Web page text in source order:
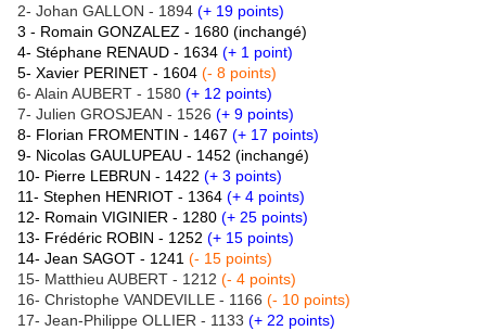
2- Johan GALLON - 1894 (+ 19 points)
3 - Romain GONZALEZ - 1680 (inchangé)
4- Stéphane RENAUD - 1634 (+ 1 point)
5- Xavier PERINET - 1604 (- 8 points)
6- Alain AUBERT - 1580 (+ 12 points)
7- Julien GROSJEAN - 1526 (+ 9 points)
8- Florian FROMENTIN - 1467 (+ 17 points)
9- Nicolas GAULUPEAU - 1452 (inchangé)
10- Pierre LEBRUN - 1422 (+ 3 points)
11- Stephen HENRIOT - 1364 (+ 4 points)
12- Romain VIGINIER - 1280 (+ 25 points)
13- Frédéric ROBIN - 1252 (+ 15 points)
14- Jean SAGOT - 1241 (- 15 points)
15- Matthieu AUBERT - 1212 (- 4 points)
16- Christophe VANDEVILLE - 1166 (- 10 points)
17- Jean-Philippe OLLIER - 1133 (+ 22 points)